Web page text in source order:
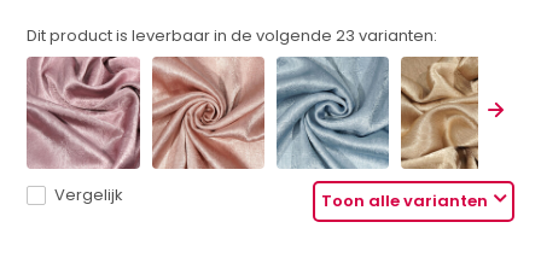
Dit product is leverbaar in de volgende23 varianten:
Toon alle varianten
Vergelijk